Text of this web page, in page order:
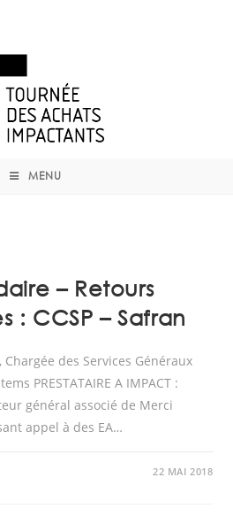
MENU
– Retours
: CCSP – Safran
Chargée des Services Généraux
PRESTATAIRE A IMPACT :
général associé de Merci
appel à des EA…
22 MAI 2018